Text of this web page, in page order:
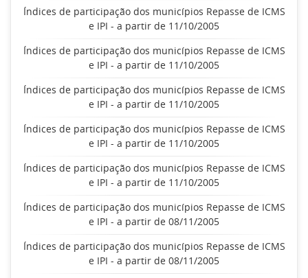
Índices de participação dos municípios Repasse de ICMS
e IPI - a partir de 11/10/2005
Índices de participação dos municípios Repasse de ICMS
e IPI - a partir de 11/10/2005
Índices de participação dos municípios Repasse de ICMS
e IPI - a partir de 11/10/2005
Índices de participação dos municípios Repasse de ICMS
e IPI - a partir de 11/10/2005
Índices de participação dos municípios Repasse de ICMS
e IPI - a partir de 11/10/2005
Índices de participação dos municípios Repasse de ICMS
e IPI - a partir de 08/11/2005
Índices de participação dos municípios Repasse de ICMS
e IPI - a partir de 08/11/2005